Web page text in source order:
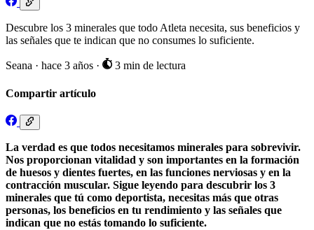
Descubre los 3 minerales que todo Atleta necesita, sus beneficios y
las señales que te indican que no consumes lo suficiente.
Seana · hace 3 años · 3 min de lectura
Compartir artículo
La verdad es que todos necesitamos minerales para sobrevivir.
Nos proporcionan vitalidad y son importantes en la formación
de huesos y dientes fuertes, en las funciones nerviosas y en la
contracción muscular. Sigue leyendo para descubrir los 3
minerales que tú como deportista, necesitas más que otras
personas, los beneficios en tu rendimiento y las señales que
indican que no estás tomando lo suficiente.